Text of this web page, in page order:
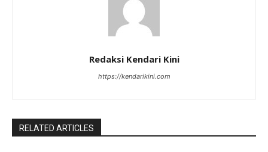
Redaksi Kendari Kini
https://kendarikini.com
RELATED ARTICLES